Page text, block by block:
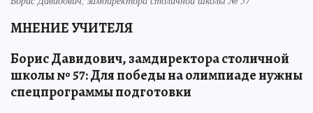
МНЕНИЕ УЧИТЕЛЯ
Борис Давидович, замдиректора столичной
школы № 57: Для победы на олимпиаде нужны
спецпрограммы подготовки